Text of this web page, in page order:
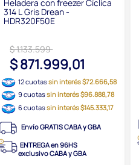
Heladera con freezer Cíclica
314 L Gris Drean -
HDR320F50E
$ 1.133.599
$ 871.999,01
12 cuotassin interés $72.666,58
9 cuotassin interés $96.888,78
6 cuotassin interés $145.333,17
Envío GRATIS CABA y GBA
ENTREGA en 96HS
exclusivo CABA y GBA